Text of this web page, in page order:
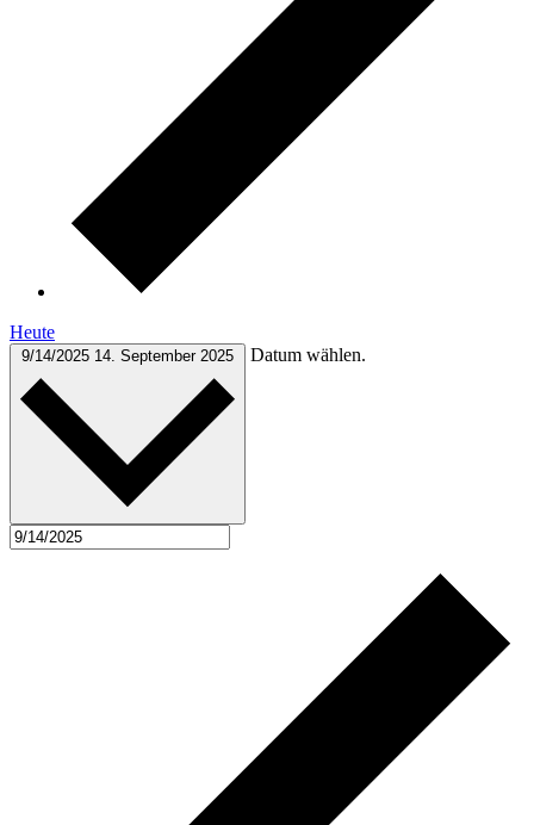
Heute
9/14/2025 14. September 2025 Datum wählen.